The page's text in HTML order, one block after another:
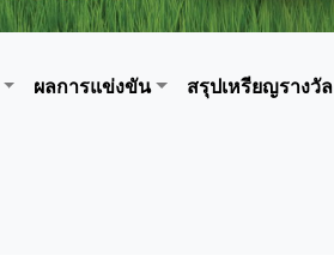
ผลการแข่งขัน สรุปเหรียญรางวัล